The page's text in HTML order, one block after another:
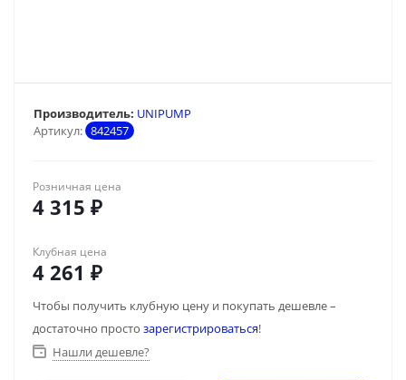
Артикул: 842457
Производитель: UNIPUMP
Розничная цена
4 315 ₽
Клубная цена
4 261 ₽
Чтобы получить клубную цену и покупать дешевле –
достаточно просто зарегистрироваться!
Нашли дешевле?